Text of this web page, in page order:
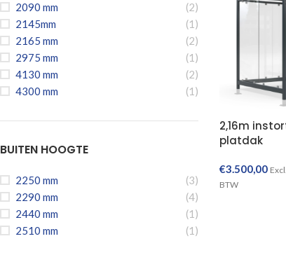
2090 mm
(2)
2145mm
(1)
2165 mm
(2)
2975 mm
(1)
4130 mm
(2)
4300 mm
(1)
BUITEN HOOGTE
2250 mm
(3)
2290 mm
(4)
2440 mm
(1)
2510 mm
(1)
2,16m
platdak
€3.500,00
BTW